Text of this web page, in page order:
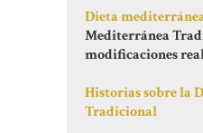
Dieta
Mediterránea
modificaciones
Historias sobre la
Tradicional